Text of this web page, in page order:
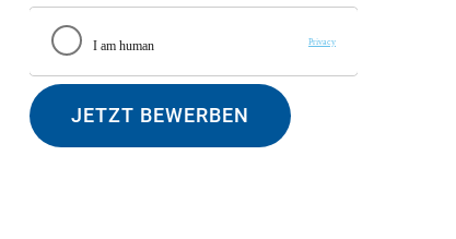
JETZT BEWERBEN